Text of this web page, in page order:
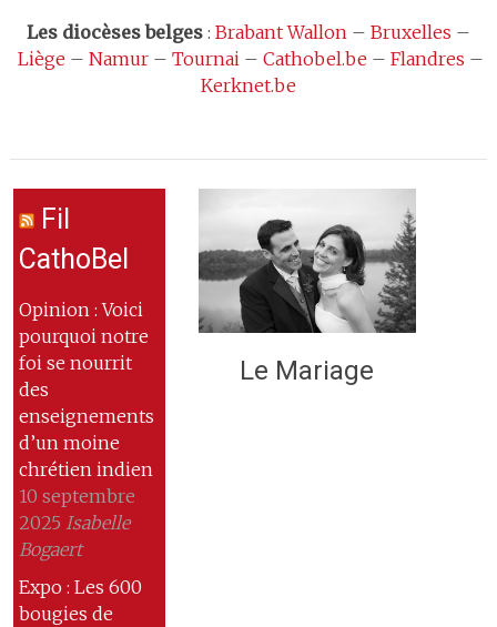
Les diocèses belges: Brabant Wallon – Bruxelles –
Liège – Namur– Tournai – Cathobel.be – Flandres –
Kerknet.be
Fil
CathoBel
Opinion : Voici
pourquoi notre
foi se nourrit
des
enseignements
d’un moine
chrétien indien
10 septembre
2025 Isabelle
Bogaert
Expo : Les 600
bougies de
Le Mariage